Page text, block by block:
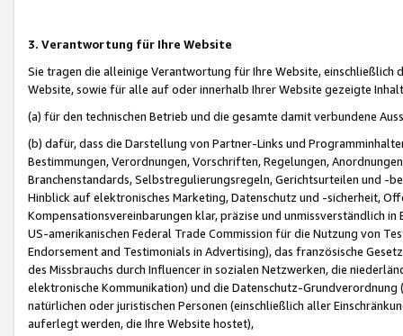
3. Verantwortung für Ihre Website
Sie tragen die alleinige Verantwortung für Ihre Website,
Website, sowie für alle auf oder innerhalb Ihrer Website gezeigte
(a) für den technischen Betrieb und die gesamte damit verbundene
(b) dafür, dass die Darstellung von Partner-Links und
Bestimmungen, Verordnungen, Vorschriften, Regelungen,
Branchenstandards, Selbstregulierungsregeln, Gerichtsurteilen und -
Hinblick auf elektronisches Marketing, Datenschutz und -sicherheit,
Kompensationsvereinbarungen klar, präzise und unmissverständlich
US-amerikanischen Federal Trade Commission für die Nutzung von
Endorsement and Testimonials in Advertising), das französische
des Missbrauchs durch Influencer in sozialen Netzwerken, die
elektronische Kommunikation) und die Datenschutz-
natürlichen oder juristischen Personen (einschließlich aller
auferlegt werden, die Ihre Website hostet),